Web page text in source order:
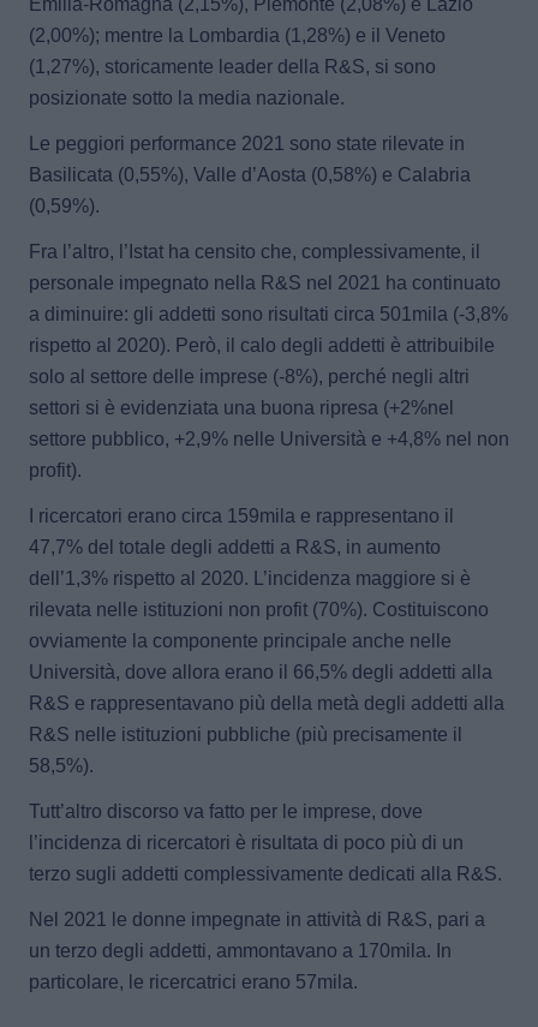
Emilia-Romagna (2,15%), Piemonte (2,08%) e Lazio
(2,00%); mentre la Lombardia (1,28%) e il Veneto
(1,27%), storicamente leader della R&S, si sono
posizionate sotto la media nazionale.
Le peggiori performance 2021 sono state rilevate in
Basilicata (0,55%), Valle d’Aosta (0,58%) e Calabria
(0,59%).
Fra l’altro, l’Istat ha censito che, complessivamente, il
personale impegnato nella R&S nel 2021 ha continuato
a diminuire: gli addetti sono risultati circa 501mila (-3,8%
rispetto al 2020). Però, il calo degli addetti è attribuibile
solo al settore delle imprese (-8%), perché negli altri
settori si è evidenziata una buona ripresa (+2%nel
settore pubblico, +2,9% nelle Università e +4,8% nel non
profit).
I ricercatori erano circa 159mila e rappresentano il
47,7% del totale degli addetti a R&S, in aumento
dell’1,3% rispetto al 2020. L’incidenza maggiore si è
rilevata nelle istituzioni non profit (70%). Costituiscono
ovviamente la componente principale anche nelle
Università, dove allora erano il 66,5% degli addetti alla
R&S e rappresentavano più della metà degli addetti alla
R&S nelle istituzioni pubbliche (più precisamente il
58,5%).
Tutt’altro discorso va fatto per le imprese, dove
l’incidenza di ricercatori è risultata di poco più di un
terzo sugli addetti complessivamente dedicati alla R&S.
Nel 2021 le donne impegnate in attività di R&S, pari a
un terzo degli addetti, ammontavano a 170mila. In
particolare, le ricercatrici erano 57mila.